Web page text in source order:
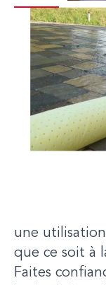
WS 120
Le tuyau de
une
que ce soit à
Faites